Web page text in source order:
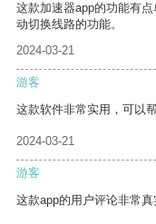
这款加速器app的功能有
动切换线路的功能。
2024-03-21
游客
这款软件非常实用，可以
2024-03-21
游客
这款app的用户评论非常真